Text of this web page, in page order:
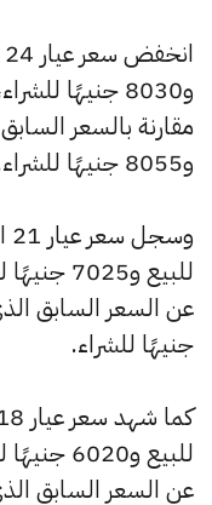
و8055 جنيهًا للشراء.
جنيهًا للشراء.